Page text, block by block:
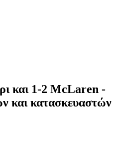
και 1-2 McLaren -
και κατασκευαστών